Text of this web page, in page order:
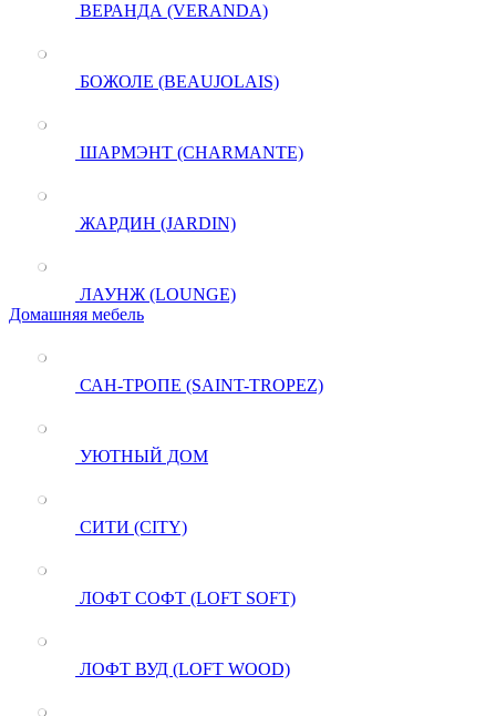
ВЕРАНДА (VERANDA)
БОЖОЛЕ (BEAUJOLAIS)
ШАРМЭНТ (CHARMANTE)
ЖАРДИН (JARDIN)
ЛАУНЖ (LOUNGE)
Домашняя мебель
САН-ТРОПЕ (SAINT-TROPEZ)
УЮТНЫЙ ДОМ
СИТИ (CITY)
ЛОФТ СОФТ (LOFT SOFT)
ЛОФТ ВУД (LOFT WOOD)